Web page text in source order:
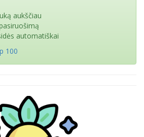
aukščiau
automatiškai
100